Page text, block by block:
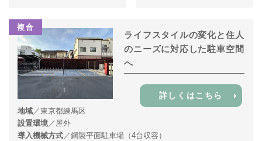
複合
ライフスタイルの変化と住人
のニーズに対応した駐車空間
へ
地域 ／東京都練馬区
設置環境 ／屋外
導入機械方式 ／鋼製平面駐車場（4台収容）
詳しくはこちら